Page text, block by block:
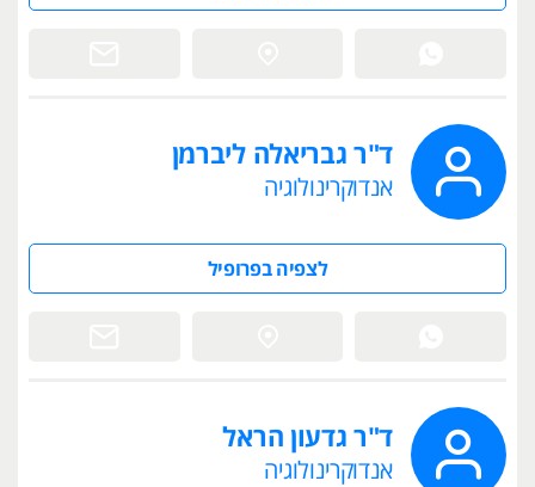
ד"ר גבריאלה ליברמן
אנדוקרינולוגיה
לצפיה בפרופיל
ד"ר גדעון הראל
אנדוקרינולוגיה